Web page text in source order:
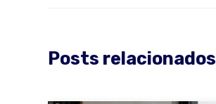
Posts relacionados